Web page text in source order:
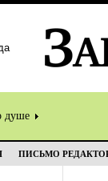
душе
ПИСЬМО